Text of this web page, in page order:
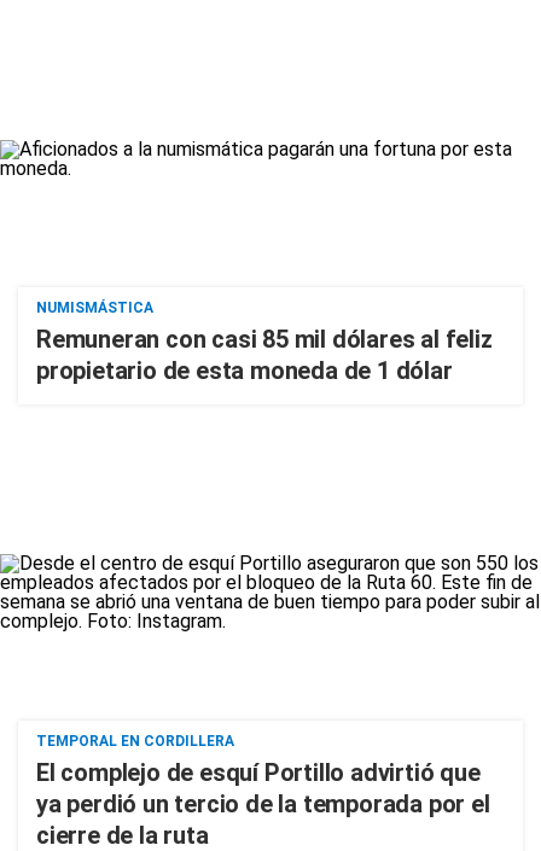
NUMISMÁSTICA
Remuneran con casi 85 mil dólares al feliz
propietario de esta moneda de 1 dólar
TEMPORAL EN CORDILLERA
El complejo de esquí Portillo advirtió que
ya perdió un tercio de la temporada por el
cierre de la ruta